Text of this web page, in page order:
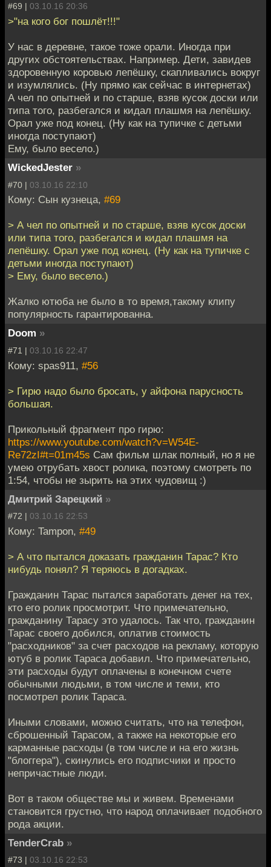
#69 | 03.10.16 20:36
>"на кого бог пошлёт!!!"
У нас в деревне, такое тоже орали. Иногда при
других обстоятельствах. Например. Дети, завидев
здоровенную коровью лепёшку, скапливались вокруг
и изумлялись. (Ну прямо как сейчас в интернетах)
А чел по опытней и по старше, взяв кусок доски или
типа того, разбегался и кидал плашмя на лепёшку.
Орал уже под конец. (Ну как на тупичке с детьми
иногда поступают)
Ему, было весело.)
WickedJester »
#70 | 03.10.16 22:10
Кому: Сын кузнеца, #69
> А чел по опытней и по старше, взяв кусок доски
или типа того, разбегался и кидал плашмя на
лепёшку. Орал уже под конец. (Ну как на тупичке с
детьми иногда поступают)
> Ему, было весело.)
Жалко ютюба не было в то время,такому клипу
популярность гарантированна.
Doom »
#71 | 03.10.16 22:47
Кому: spas911, #56
> Гирю надо было бросать, у айфона парусность
большая.
Прикольный фрагмент про гирю:
https://www.youtube.com/watch?v=W54E-
Re72zI#t=01m45s Сам фильм шлак полный, но я не
умею отрубать хвост ролика, поэтому смотреть по
1:54, чтобы не зырить на этих чудовищ :)
Дмитрий Зарецкий »
#72 | 03.10.16 22:53
Кому: Tampon, #49
> А что пытался доказать гражданин Тарас? Кто
нибудь понял? Я теряюсь в догадках.
Гражданин Тарас пытался заработать денег на тех,
кто его ролик просмотрит. Что примечательно,
гражданину Тарасу это удалось. Так что, гражданин
Тарас своего добился, оплатив стоимость
"расходников" за счет расходов на рекламу, которую
ютуб в ролик Тараса добавил. Что примечательно,
эти расходы будут оплачены в конечном счете
обычными людьми, в том числе и теми, кто
посмотрел ролик Тараса.
Иными словами, можно считать, что на телефон,
сброшенный Тарасом, а также на некоторые его
карманные расходы (в том числе и на его жизнь
"блоггера"), скинулись его подписчики и просто
непричастные люди.
Вот в таком обществе мы и живем. Временами
становится грустно, что народ оплачивает подобного
рода акции.
TenderCrab »
#73 | 03.10.16 22:53